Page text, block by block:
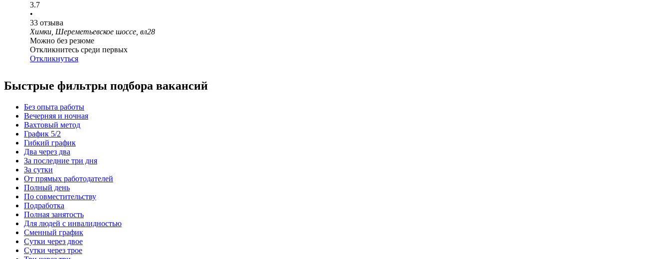
3.7
•
33 отзыва
Химки, Шереметьевское шоссе, вл28
Можно без резюме
Откликнитесь среди первых
Откликнуться
Быстрые фильтры подбора вакансий
Без опыта работы
Вечерняя и ночная
Вахтовый метод
График 5/2
Гибкий график
Два через два
За последние три дня
За сутки
От прямых работодателей
Полный день
По совместительству
Подработка
Полная занятость
Для людей с инвалидностью
Сменный график
Сутки через двое
Сутки через трое